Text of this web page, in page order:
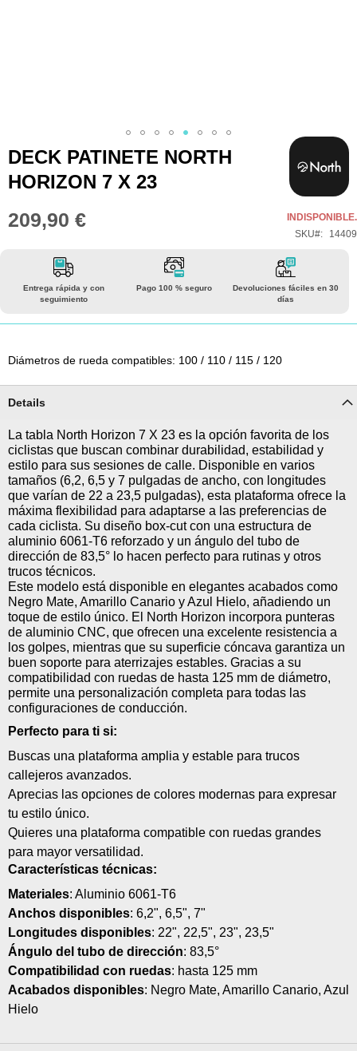
Saltar
al
comienzo
de
la
imágenes
DECK PATINETE NORTH
HORIZON 7 X 23
209,90 €
INDISPONIBLE.
SKU
14409
Entrega rápida y con
seguimiento
Pago 100 % seguro
Devoluciones fáciles en 30
días
Diámetros de rueda compatibles: 100 / 110 / 115 / 120
Details
La tabla North Horizon 7 X 23 es la opción favorita de los
ciclistas que buscan combinar durabilidad, estabilidad y
estilo para sus sesiones de calle. Disponible en varios
tamaños (6,2, 6,5 y 7 pulgadas de ancho, con longitudes
que varían de 22 a 23,5 pulgadas), esta plataforma ofrece la
máxima flexibilidad para adaptarse a las preferencias de
cada ciclista. Su diseño box-cut con una estructura de
aluminio 6061-T6 reforzado y un ángulo del tubo de
dirección de 83,5° lo hacen perfecto para rutinas y otros
trucos técnicos.
Este modelo está disponible en elegantes acabados como
Negro Mate, Amarillo Canario y Azul Hielo, añadiendo un
toque de estilo único. El North Horizon incorpora punteras
de aluminio CNC, que ofrecen una excelente resistencia a
los golpes, mientras que su superficie cóncava garantiza un
buen soporte para aterrizajes estables. Gracias a su
compatibilidad con ruedas de hasta 125 mm de diámetro,
permite una personalización completa para todas las
configuraciones de conducción.
Perfecto para ti si:
Buscas una plataforma amplia y estable para trucos
callejeros avanzados.
Aprecias las opciones de colores modernas para expresar
tu estilo único.
Quieres una plataforma compatible con ruedas grandes
para mayor versatilidad.
Características técnicas:
Materiales: Aluminio 6061-T6
Anchos disponibles: 6,2", 6,5", 7"
Longitudes disponibles: 22", 22,5", 23", 23,5"
Ángulo del tubo de dirección: 83,5°
Compatibilidad con ruedas: hasta 125 mm
Acabados disponibles: Negro Mate, Amarillo Canario, Azul
Hielo